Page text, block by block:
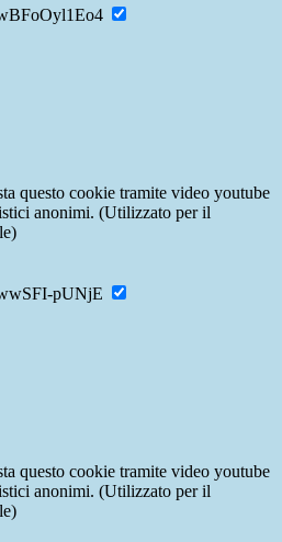
questo cookie tramite video youtube
anonimi. (Utilizzato per il
pUNjE
questo cookie tramite video youtube
anonimi. (Utilizzato per il